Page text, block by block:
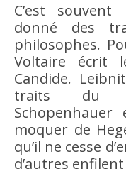
C’est
donné des
philosophes.
Voltaire écrit
Candide.
traits du
moquer de
qu’il ne cesse
d’autres